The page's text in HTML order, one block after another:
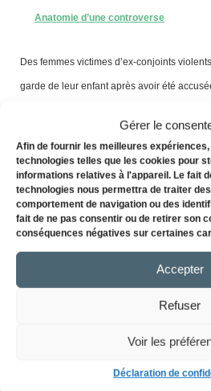
Gérer le
Afin de fournir les meilleures
technologies telles que les cookies pour
informations relatives à l'appareil. Le fait
technologies nous permettra de traiter
comportement de navigation ou des
fait de ne pas consentir ou de retirer son
conséquences négatives sur certaines
Accepter
Refuser
Voir les
Déclaration de
Anatomie d’une controverse
Des femmes victimes d’ex-conjoints
garde de leur enfant après avoir été
de slow journalisme sur l’aliénation
Article trois de trois :Dans le chaos
Chère Madeleine
en Cour supérieure et d’avocats à l’aide
fatigué, ploie sous le poids de chicanes de